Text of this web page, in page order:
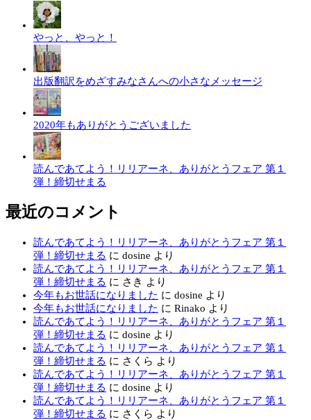
やっと、やっと！
出版翻訳をめざすみなさんへの小さなメッセージ
2020年もありがとうございました
読んであてよう！リリアーネ、ありがとうフェア 第１
弾！締切せまる
最近のコメント
読んであてよう！リリアーネ、ありがとうフェア 第１
弾！締切せまる に dosine より
読んであてよう！リリアーネ、ありがとうフェア 第１
弾！締切せまる に さき より
今年もお世話になりました に dosine より
今年もお世話になりました に Rinako より
読んであてよう！リリアーネ、ありがとうフェア 第１
弾！締切せまる に dosine より
読んであてよう！リリアーネ、ありがとうフェア 第１
弾！締切せまる に さくら より
読んであてよう！リリアーネ、ありがとうフェア 第１
弾！締切せまる に dosine より
読んであてよう！リリアーネ、ありがとうフェア 第１
弾！締切せまる に さくら より